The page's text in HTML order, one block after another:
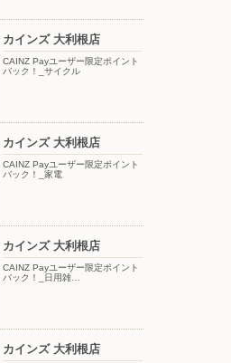
上尾平塚店
上尾市大字平塚2518-1
カインズ 大利根店
CAINZ Payユーザー限定ポイント
バック！_サイクル
カインズ 大利根店
CAINZ Payユーザー限定ポイント
バック！_家電
カインズ 大利根店
CAINZ Payユーザー限定ポイント
バック！_日用雑…
カインズ 大利根店